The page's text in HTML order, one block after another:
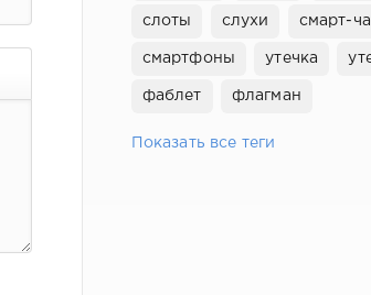
слоты слухи смарт-
смартфоны утечка
фаблет флагман
Показать все теги